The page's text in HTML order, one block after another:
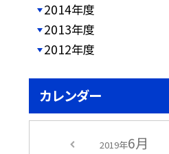
2014年度
2013年度
2012年度
カレンダー
2019年6月